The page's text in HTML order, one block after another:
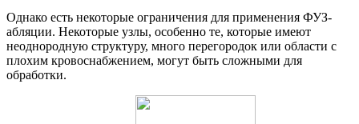
Однако есть некоторые ограничения для применения ФУЗ-
абляции. Некоторые узлы, особенно те, которые имеют
неоднородную структуру, много перегородок или области с
плохим кровоснабжением, могут быть сложными для
обработки.